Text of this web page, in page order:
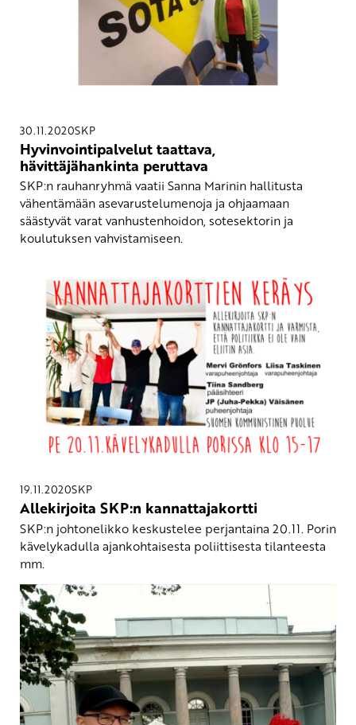
30.11.2020SKP
Hyvinvointipalvelut taattava,
hävittäjähankinta peruttava
SKP:n rauhanryhmä vaatii Sanna Marinin hallitusta
vähentämään asevarustelumenoja ja ohjaamaan
säästyvät varat vanhustenhoidon, sotesektorin ja
koulutuksen vahvistamiseen.
19.11.2020SKP
Allekirjoita SKP:n kannattajakortti
SKP:n johtonelikko keskustelee perjantaina 20.11. Porin
kävelykadulla ajankohtaisesta poliittisesta tilanteesta
mm.